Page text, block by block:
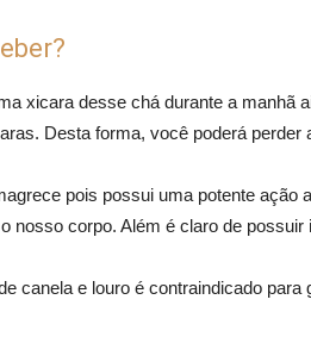
xicara desse chá durante a manhã
Desta forma, você poderá perder
pois possui uma potente
nosso corpo. Além é claro de
canela e louro é contraindicado